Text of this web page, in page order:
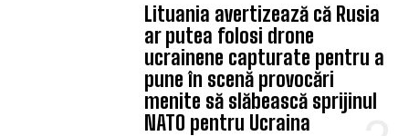
Lituania avertizează că Rusia
ar putea folosi drone
ucrainene capturate pentru a
pune în scenă provocări
menite să slăbească sprijinul
NATO pentru Ucraina